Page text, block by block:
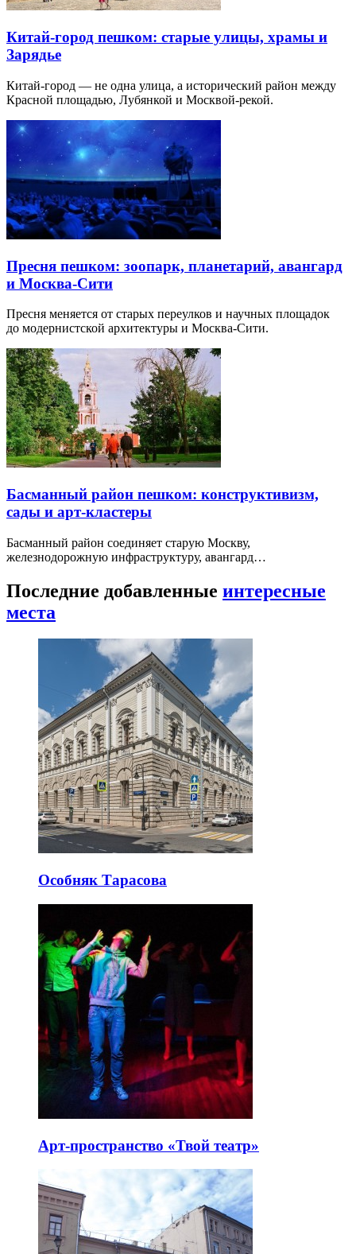
Китай-город пешком: старые улицы, храмы и
Зарядье
Китай-город — не одна улица, а исторический район между
Красной площадью, Лубянкой и Москвой-рекой.
Пресня пешком: зоопарк, планетарий, авангард
и Москва-Сити
Пресня меняется от старых переулков и научных площадок
до модернистской архитектуры и Москва-Сити.
Басманный район пешком: конструктивизм,
сады и арт-кластеры
Басманный район соединяет старую Москву,
железнодорожную инфраструктуру, авангард…
Последние добавленные интересные
места
Особняк Тарасова
Арт-пространство «Твой театр»